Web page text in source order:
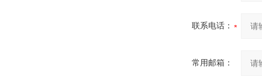
联系电话：
常用邮箱：